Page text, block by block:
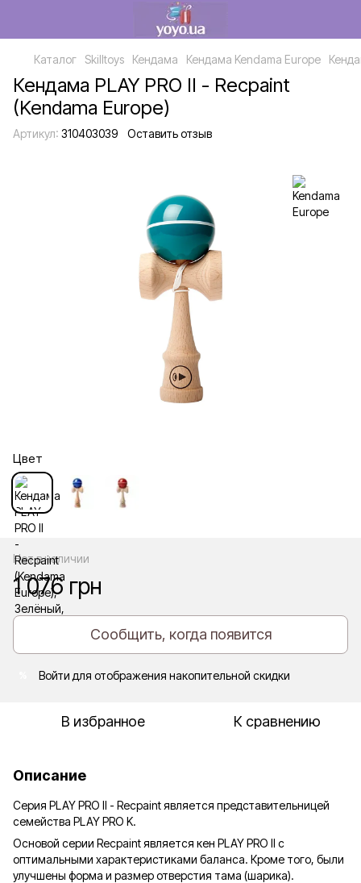
Каталог Skilltoys Кендама Кендама Kendama Europe
Кендама PLAY PRO II - Recpaint
(Kendama Europe)
Артикул: 310403039 Оставить отзыв
Цвет
Нет в наличии
1 076 грн
Сообщить, когда появится
Войти для отображения накопительной скидки
В избранное К сравнению
Описание
Серия PLAY PRO II - Recpaint является представительницей
семейства PLAY PRO K.
Основой серии Recpaint является кен PLAY PRO II с
оптимальными характеристиками баланса. Кроме того, были
улучшены форма и размер отверстия тама (шарика).